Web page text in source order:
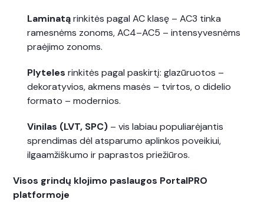
Laminatąrinkitės pagal AC klasę – AC3 tinka
ramesnėms zonoms, AC4–AC5 – intensyvesnėms
praėjimo zonoms.
Plyteles rinkitės pagal paskirtį: glazūruotos –
dekoratyvios, akmens masės – tvirtos, o didelio
formato – modernios.
Vinilas (LVT, SPC) – vis labiau populiarėjantis
sprendimas dėl atsparumo aplinkos poveikiui,
ilgaamžiškumo ir paprastos priežiūros.
Visos grindų klojimo paslaugos PortalPRO
platformoje